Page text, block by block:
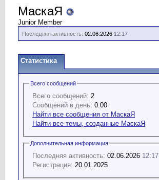
МаскаЯ
Junior Member
Последняя активность: 02.06.2026 12:17
Статистика
Всего сообщений
Всего сообщений: 2
Сообщений в день: 0.00
Найти все сообщения от МаскаЯ
Найти все темы, созданные МаскаЯ
Дополнительная информация
Последняя активность: 02.06.2026 12:17
Регистрация: 20.01.2025